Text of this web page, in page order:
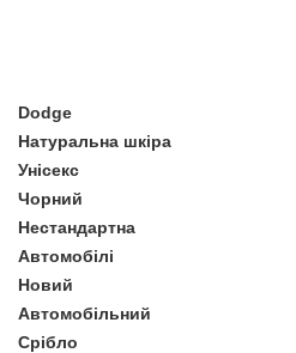
Dodge
Натуральна шкіра
Унісекс
Чорний
Нестандартна
Автомобілі
Новий
Автомобільний
Срібло